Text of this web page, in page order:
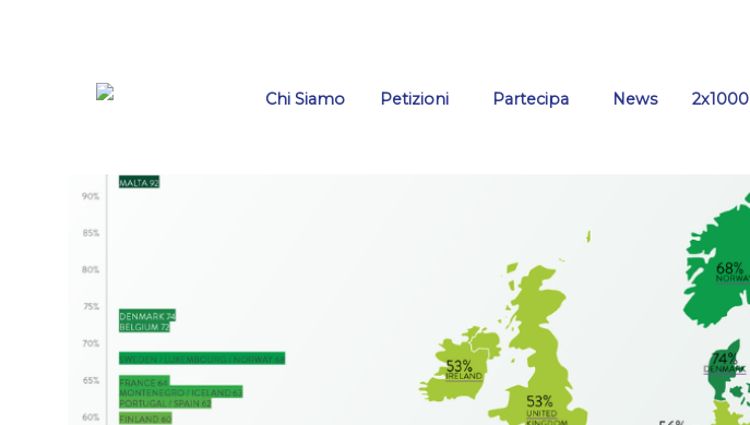
Chi Siamo Petizioni Partecipa News(current)
2x1000